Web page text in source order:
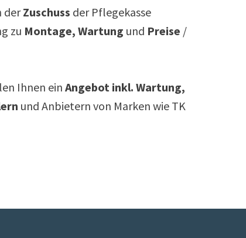
derZuschuss der Pflegekasse
zu Montage, Wartung und Preise /
Ihnen ein Angebot inkl. Wartung,
und Anbietern von Marken wie TK